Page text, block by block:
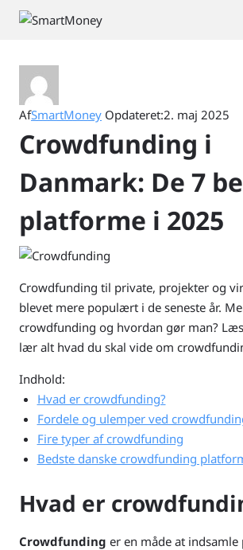
Fortsæt
AfSmartMoney Opdateret:2. maj 2025
Crowdfunding i
Danmark: De 7
platforme i 2025
Crowdfunding til private, projekter og
blevet mere populært i de seneste år.
crowdfunding og hvordan gør man?
lær alt hvad du skal vide om
Indhold:
Hvad er crowdfunding?
Fordele og ulemper ved
Fire typer af crowdfunding
Bedste danske crowdfunding
Hvad er
Crowdfunding er en måde at indsamle